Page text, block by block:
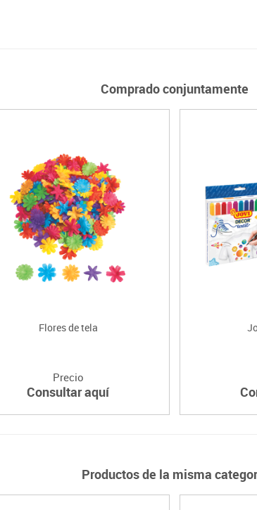
Comprado conjuntamente
Flores de tela
Precio
Consultar aquí
Productos de la misma